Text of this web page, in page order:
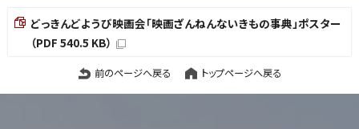
どっきんどようび映画会「映画ざんねんないきもの事典」ポスター
（PDF 540.5 KB）
前のページへ戻る トップページへ戻る